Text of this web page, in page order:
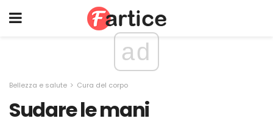
ad
Bellezza e salute Cura del corpo
Sudare le mani